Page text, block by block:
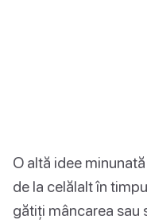
O altă idee
de la celălalt în
gătiți mâncarea sau